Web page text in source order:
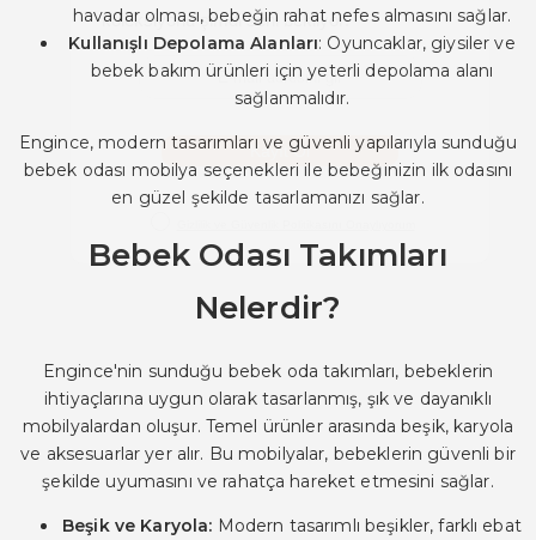
havadar olması, bebeğin rahat nefes almasını sağlar.
Kullanışlı Depolama Alanları: Oyuncaklar, giysiler ve
bebek bakım ürünleri için yeterli depolama alanı
sağlanmalıdır.
Engince, modern tasarımları ve güvenli yapılarıyla sunduğu
bebek odası mobilya seçenekleri ile bebeğinizin ilk odasını
en güzel şekilde tasarlamanızı sağlar.
Bebek Odası Takımları
Nelerdir?
Engince'nin sunduğu bebek oda takımları, bebeklerin
ihtiyaçlarına uygun olarak tasarlanmış, şık ve dayanıklı
mobilyalardan oluşur. Temel ürünler arasında beşik, karyola
ve aksesuarlar yer alır. Bu mobilyalar, bebeklerin güvenli bir
şekilde uyumasını ve rahatça hareket etmesini sağlar.
Beşik ve Karyola: Modern tasarımlı beşikler, farklı ebat